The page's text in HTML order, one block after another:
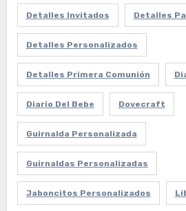
Detalles Invitados Detalles
Detalles Personalizados
Detalles Primera Comunión
Diario Del Bebe Dovecraft
Guirnalda Personalizada
Guirnaldas Personalizadas
Jaboncitos Personalizados